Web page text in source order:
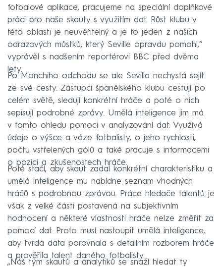
fotbalové aplikace, pracujeme na speciální doplňkové
práci pro naše skauty s využitím dat. Růst klubu v
této oblasti je neuvěřitelný a je to jeden z našich
odrazových můstků, který Seville opravdu pomohl,“
vyprávěl s nadšením reportérovi BBC před dvěma
lety.
Po Monchiho odchodu se ale Sevilla nechystá sejít
ze své cesty. Zástupci španělského klubu cestují po
celém světě, sledují konkrétní hráče a poté o nich
sepisují podrobné zprávy. Umělá inteligence jim má
v tomto ohledu pomoci v analyzování dat. Využívá
údaje o výšce a váze fotbalisty, o jeho rychlosti,
počtu vstřelených gólů a také pracuje s informacemi
o pozici a zkušenostech hráče.
Poté stačí, aby skaut zadal konkrétní charakteristiku a
umělá inteligence mu nabídne seznam vhodných
hráčů s podrobnou zprávou. Práce hledače talentů je
však z velké části postavená na subjektivním
hodnocení a některé vlastnosti hráče nelze změřit za
pomocí dat. Proto musí nastoupit umělá inteligence,
aby tvrdá data porovnala s detailním rozborem hráče
a prověřila talent daného fotbalisty.
„Náš tým skautů a analytiků se snaží hledat ty